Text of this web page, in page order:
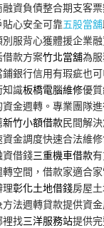
融資負債整合期支客
心安全可靠五股當舖
服背心獲體援企業
款方案竹北當舖為
銀行信用有瑕疵也
知識板橋電腦維修優
金週轉。專業團隊
新竹小額借款民間解
金調度快速合法維
資借錢三重機車借款
空間，借款家適合
彰化土地借錢房屋
法週轉貸款提供資
裡找三洋服務站提供